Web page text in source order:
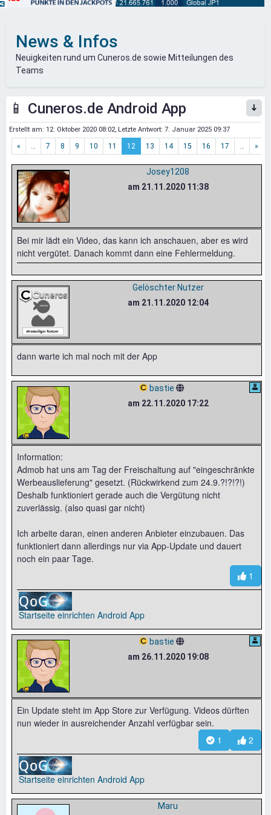
News & Infos
Neuigkeiten rund um Cuneros.de sowie Mitteilungen des
Teams
📱 Cuneros.de Android App
Erstellt am: 12. Oktober 2020 08:02, Letzte Antwort: 7. Januar 2025 09:37
« … 7 8 9 10 11 12 13 14 15 16 17 … »
Josey1208
am 21.11.2020 11:38
Bei mir lädt ein Video, das kann ich anschauen, aber es wird
nicht vergütet. Danach kommt dann eine Fehlermeldung.
Gelöschter Nutzer
am 21.11.2020 12:04
dann warte ich mal noch mit der App
bastie
am 22.11.2020 17:22
Information:
Admob hat uns am Tag der Freischaltung auf "eingeschränkte
Werbeauslieferung" gesetzt. (Rückwirkend zum 24.9.?!?!?!)
Deshalb funktioniert gerade auch die Vergütung nicht
zuverlässig. (also quasi gar nicht)
Ich arbeite daran, einen anderen Anbieter einzubauen. Das
funktioniert dann allerdings nur via App-Update und dauert
noch ein paar Tage.
1
Startseite einrichten Android App
bastie
am 26.11.2020 19:08
Ein Update steht im App Store zur Verfügung. Videos dürften
nun wieder in ausreichender Anzahl verfügbar sein.
1
2
Startseite einrichten Android App
Maru